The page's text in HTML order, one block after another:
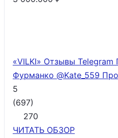
«VILKI» Отзывы Telegram
Фурманко @Kate_559
5
(697)
270
ЧИТАТЬ ОБЗОР